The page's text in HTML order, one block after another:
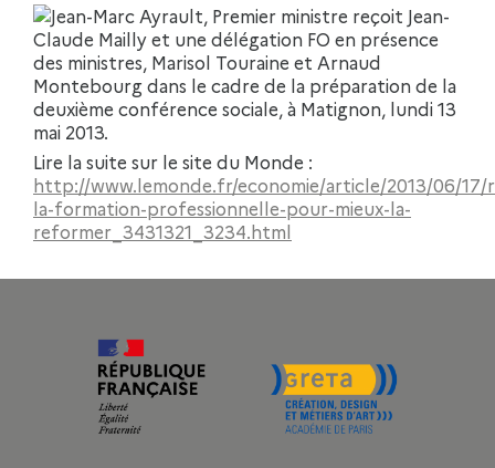
Lire la suite sur le site du Monde :
http://www.lemonde.fr/economie/article/2013/06/17/
la-formation-professionnelle-pour-mieux-la-
reformer_3431321_3234.html